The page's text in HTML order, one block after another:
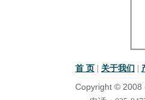
首 页 关于我们
Copyright © 2008